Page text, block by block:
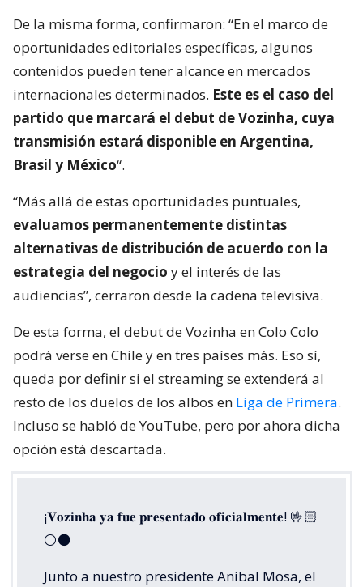
De la misma forma, confirmaron: “En el marco de
oportunidades editoriales específicas, algunos
contenidos pueden tener alcance en mercados
internacionales determinados. Este es el caso del
partido que marcará el debut de Vozinha, cuya
transmisión estará disponible en Argentina,
Brasil y México“.
“Más allá de estas oportunidades puntuales,
evaluamos permanentemente distintas
alternativas de distribución de acuerdo con la
estrategia del negocio y el interés de las
audiencias”, cerraron desde la cadena televisiva.
De esta forma, el debut de Vozinha en Colo Colo
podrá verse en Chile y en tres países más. Eso sí,
queda por definir si el streaming se extenderá al
resto de los duelos de los albos en Liga de Primera.
Incluso se habló de YouTube, pero por ahora dicha
opción está descartada.
¡𝐕𝐨𝐳𝐢𝐧𝐡𝐚 𝐲𝐚 𝐟𝐮𝐞 𝐩𝐫𝐞𝐬𝐞𝐧𝐭𝐚𝐝𝐨 𝐨𝐟𝐢𝐜𝐢𝐚𝐥𝐦𝐞𝐧𝐭𝐞! 🤟🏻
⚪️⚫️
Junto a nuestro presidente Aníbal Mosa, el